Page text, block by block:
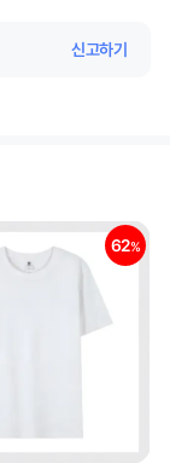
신고하기
62%